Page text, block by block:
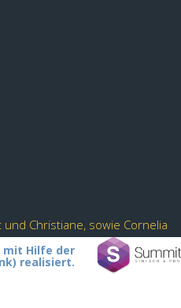
Christiane, sowie Cornelia
mit Hilfe der
realisiert.